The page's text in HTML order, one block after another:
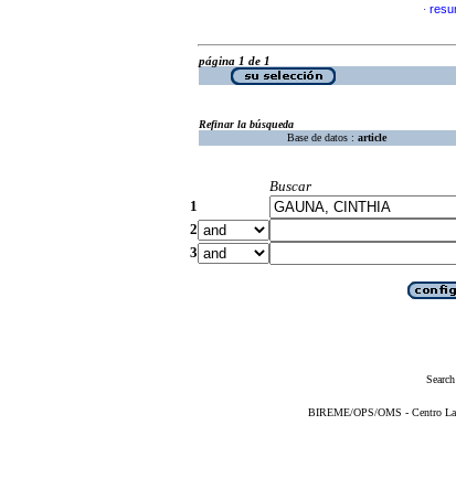
·
página 1 de 1
Refinar la búsqueda
Base de datos : article
Buscar
1
2
3
BIREME/OPS/OMS - Centro